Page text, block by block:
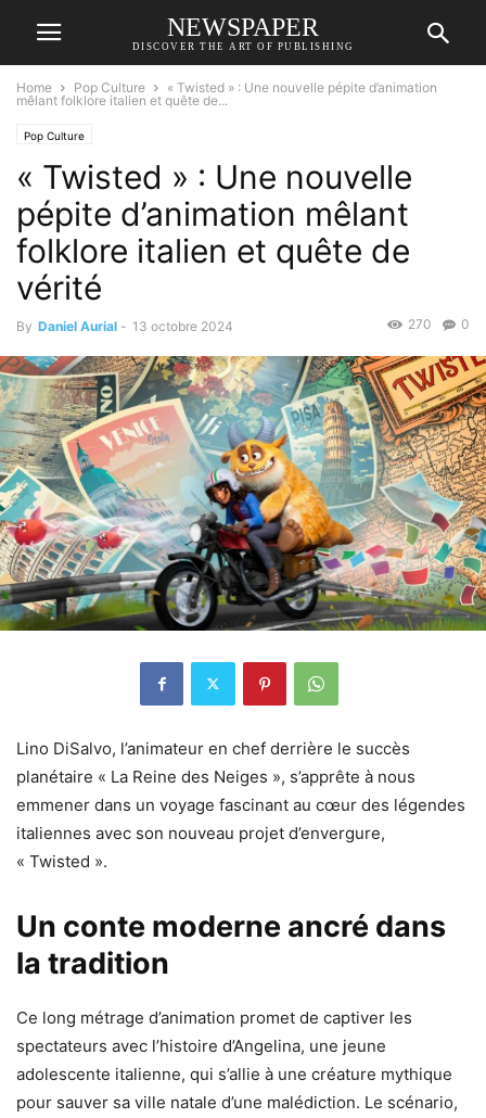
NEWSPAPER
DISCOVER THE ART OF PUBLISHING
Home Pop Culture
« Twisted » : Une nouvelle pépite d’animation
mêlant folklore italien et quête de...
Pop Culture
« Twisted » : Une nouvelle
pépite d’animation mêlant
folklore italien et quête de
vérité
By Daniel Aurial - 13 octobre 2024 0
270
Lino DiSalvo, l’animateur en chef derrière le succès
planétaire « La Reine des Neiges », s’apprête à nous
emmener dans un voyage fascinant au cœur des légendes
italiennes avec son nouveau projet d’envergure,
« Twisted ».
Un conte moderne ancré dans
la tradition
Ce long métrage d’animation promet de captiver les
spectateurs avec l’histoire d’Angelina, une jeune
adolescente italienne, qui s’allie à une créature mythique
pour sauver sa ville natale d’une malédiction. Le scénario,